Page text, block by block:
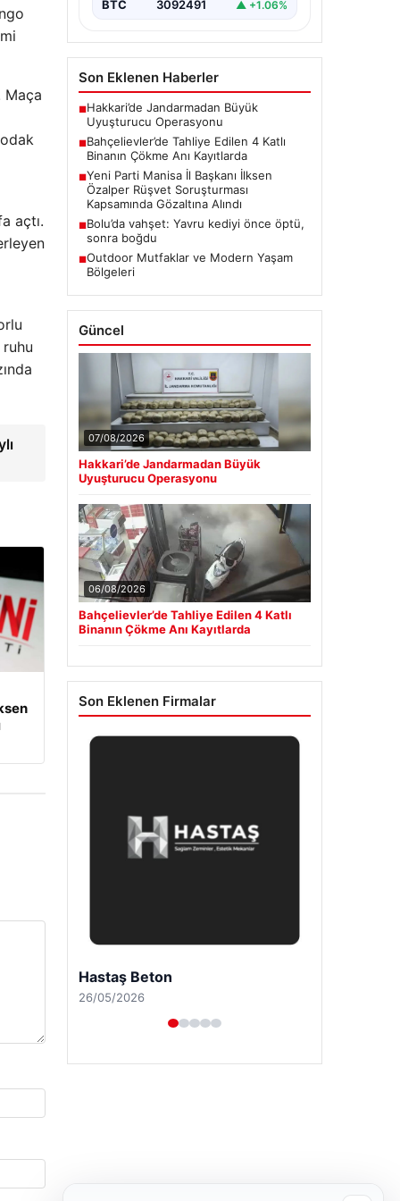
Maça
açtı.
BTC 3092491 ▲ +1.06%
Son Eklenen Haberler
■Hakkari’de Jandarmadan Büyük
Uyuşturucu Operasyonu
■Bahçelievler’de Tahliye Edilen 4 Katlı
Binanın Çökme Anı Kayıtlarda
■Yeni Parti Manisa İl Başkanı İlksen
Özalper Rüşvet Soruşturması
Kapsamında Gözaltına Alındı
■Bolu’da vahşet: Yavru kediyi önce öptü,
sonra boğdu
■Outdoor Mutfaklar ve Modern Yaşam
Bölgeleri
Güncel
07/08/2026
Hakkari’de Jandarmadan Büyük
Uyuşturucu Operasyonu
06/08/2026
Bahçelievler’de Tahliye Edilen 4 Katlı
Binanın Çökme Anı Kayıtlarda
Son Eklenen Firmalar
Prenses Night Club
29/04/2026